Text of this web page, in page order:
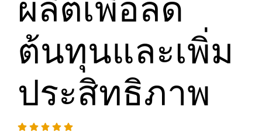
ต้นทุนและเพิ่ม
ประสิทธิภาพ